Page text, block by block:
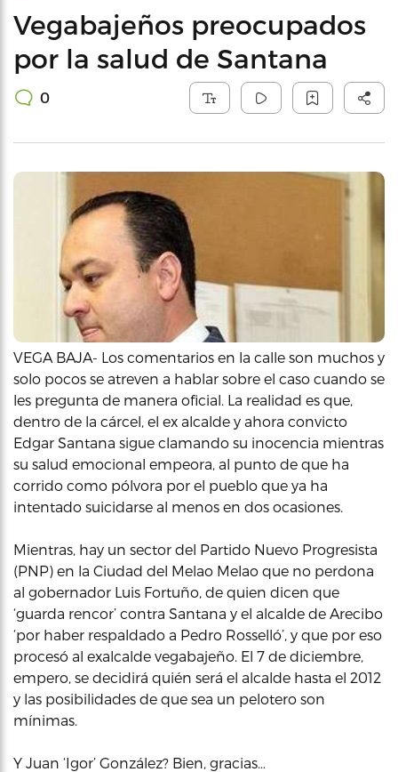
Vegabajeños preocupados
por la salud de Santana
0
VEGA BAJA- Los comentarios en la calle son muchos y
solo pocos se atreven a hablar sobre el caso cuando se
les pregunta de manera oficial. La realidad es que,
dentro de la cárcel, el ex alcalde y ahora convicto
Edgar Santana sigue clamando su inocencia mientras
su salud emocional empeora, al punto de que ha
corrido como pólvora por el pueblo que ya ha
intentado suicidarse al menos en dos ocasiones.
Mientras, hay un sector del Partido Nuevo Progresista
(PNP) en la Ciudad del Melao Melao que no perdona
al gobernador Luis Fortuño, de quien dicen que
‘guarda rencor’ contra Santana y el alcalde de Arecibo
‘por haber respaldado a Pedro Rosselló’, y que por eso
procesó al exalcalde vegabajeño. El 7 de diciembre,
empero, se decidirá quién será el alcalde hasta el 2012
y las posibilidades de que sea un pelotero son
mínimas.
Y Juan ‘Igor’ González? Bien, gracias…